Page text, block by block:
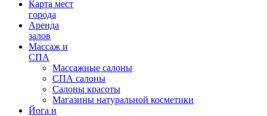
Карта мест
города
Аренда
залов
Массаж и
СПА
Массажные салоны
СПА салоны
Салоны красоты
Магазины натуральной косметики
Йога и